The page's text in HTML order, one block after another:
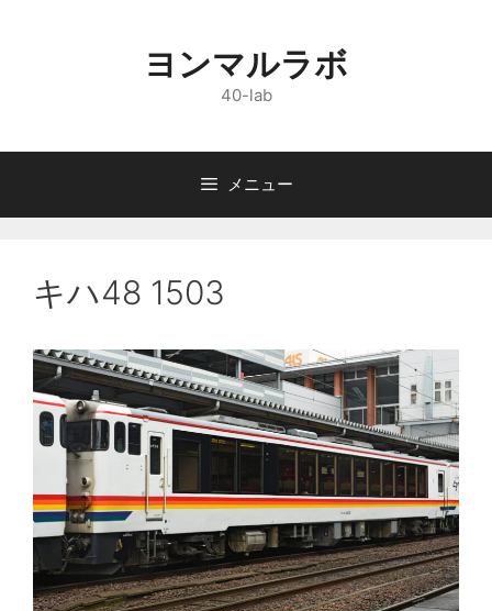
へ
ヨンマルラボ
40-lab
メニュー
キハ48 1503